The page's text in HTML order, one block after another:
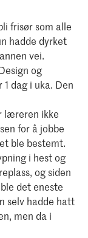
frisør som alle
hadde dyrket
vei.
og
dag i uka. Den
læreren ikke
for å jobbe
ble bestemt.
i hest og
og siden
det eneste
selv hadde hatt
men da i